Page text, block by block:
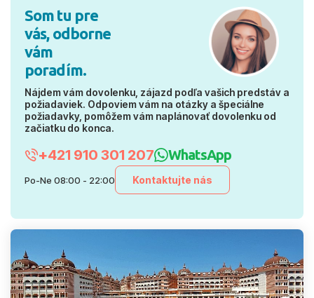
Som tu pre
vás, odborne
vám
poradím.
Nájdem vám dovolenku, zájazd podľa vašich predstáv a
požiadaviek. Odpoviem vám na otázky a špeciálne
požiadavky, pomôžem vám naplánovať dovolenku od
začiatku do konca.
+421 910 301 207 WhatsApp
Po-Ne 08:00 - 22:00 Kontaktujte nás